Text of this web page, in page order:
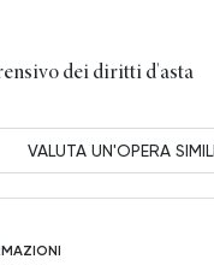
dei diritti d'asta
VALUTA UN'OPERA